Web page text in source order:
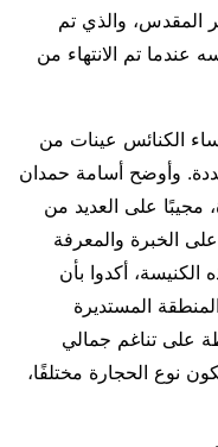
المقدس، والذي تم
في عام 2016، هو نفسه عندما تم الانتهاء من
الكنائس عينات من
وأوضح أسامة حمدان
مجيبًا على العديد من
الخبرة والمعرفة
الكنيسة، أكدوا بأن
المستديرة
على تناغم جمالي
نوع الحجارة مختلفًا،